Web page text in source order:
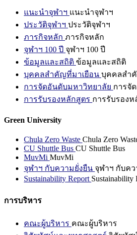
แนะนำจุฬาฯ แนะนำจุฬาฯ
ประวัติจุฬาฯ ประวัติจุฬาฯ
ภารกิจหลัก ภารกิจหลัก
จุฬาฯ 100 ปี จุฬาฯ 100 ปี
ข้อมูลและสถิติ ข้อมูลและสถิติ
บุคคลสำคัญที่มาเยือน บุคคลสำ
การจัดอันดับมหาวิทยาลัย การจั
การรับรองหลักสูตร การรับรองห
Green University
Chula Zero Waste Chula Zero
CU Shuttle Bus CU Shuttle Bus
MuvMi MuvMi
จุฬาฯ กับความยั่งยืน จุฬาฯ กับค
Sustainability Report Sustainability
การบริหาร
คณะผู้บริหาร คณะผู้บริหาร